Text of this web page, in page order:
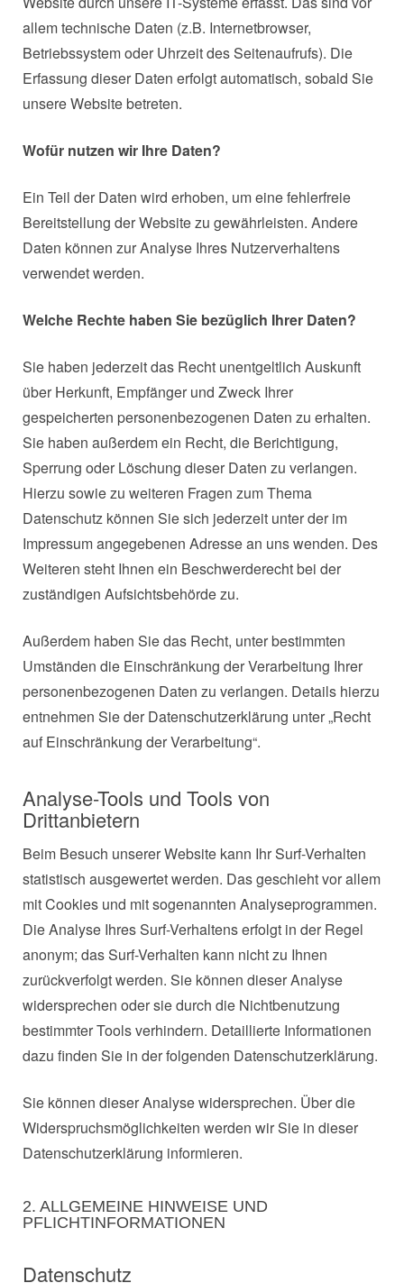
allem technische Daten (z.B. Internetbrowser,
Betriebssystem oder Uhrzeit des Seitenaufrufs). Die
Erfassung dieser Daten erfolgt automatisch, sobald Sie
unsere Website betreten.
Wofür nutzen wir Ihre Daten?
Ein Teil der Daten wird erhoben, um eine fehlerfreie
Bereitstellung der Website zu gewährleisten. Andere
Daten können zur Analyse Ihres Nutzerverhaltens
verwendet werden.
Welche Rechte haben Sie bezüglich Ihrer Daten?
Sie haben jederzeit das Recht unentgeltlich Auskunft
über Herkunft, Empfänger und Zweck Ihrer
gespeicherten personenbezogenen Daten zu erhalten.
Sie haben außerdem ein Recht, die Berichtigung,
Sperrung oder Löschung dieser Daten zu verlangen.
Hierzu sowie zu weiteren Fragen zum Thema
Datenschutz können Sie sich jederzeit unter der im
Impressum angegebenen Adresse an uns wenden. Des
Weiteren steht Ihnen ein Beschwerderecht bei der
zuständigen Aufsichtsbehörde zu.
Außerdem haben Sie das Recht, unter bestimmten
Umständen die Einschränkung der Verarbeitung Ihrer
personenbezogenen Daten zu verlangen. Details hierzu
entnehmen Sie der Datenschutzerklärung unter „Recht
auf Einschränkung der Verarbeitung“.
Analyse-Tools und Tools von
Drittanbietern
Beim Besuch unserer Website kann Ihr Surf-Verhalten
statistisch ausgewertet werden. Das geschieht vor allem
mit Cookies und mit sogenannten Analyseprogrammen.
Die Analyse Ihres Surf-Verhaltens erfolgt in der Regel
anonym; das Surf-Verhalten kann nicht zu Ihnen
zurückverfolgt werden. Sie können dieser Analyse
widersprechen oder sie durch die Nichtbenutzung
bestimmter Tools verhindern. Detaillierte Informationen
dazu finden Sie in der folgenden Datenschutzerklärung.
Sie können dieser Analyse widersprechen. Über die
Widerspruchsmöglichkeiten werden wir Sie in dieser
Datenschutzerklärung informieren.
2. ALLGEMEINE HINWEISE UND
PFLICHTINFORMATIONEN
Datenschutz